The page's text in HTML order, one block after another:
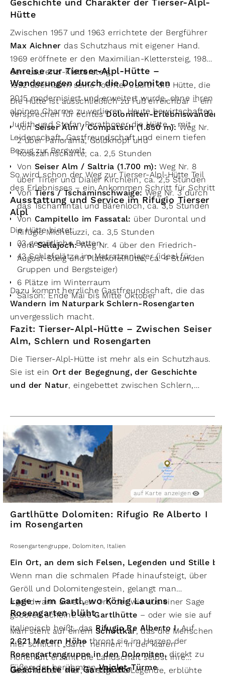
Geschichte und Charakter der Tierser-Alpl-
Hütte
Zwischen 1957 und 1963 errichtete der Bergführer
Max Aichner das Schutzhaus mit eigener Hand.
1969 eröffnete er den Maximilian-Klettersteig, 1986
den Laurenzi-Klettersteig.
1992 übernahm seine Tochter Judith die Hütte, die
2015 modernisiert und erweitert wurde, ohne ihren
alpinen Charme zu verlieren. Heute bewirtschaften
Judith und Stefan Perathoner die Hütte – mit
Leidenschaft, Gastfreundschaft und einem tiefen
Bezug zur Bergwelt.
Anreise zur Tierser-Alpl-Hütte –
Wanderungen durch die Dolomiten
Die Hütte ist ausschließlich zu Fuß erreichbar – ein
Versprechen für echtesDolomiten-Erlebniswandern
VonSeiser Alm / Compatsch (1.850 m): Weg Nr.
2 über Panorama, Goldknopf und
Rosszahnscharte, ca. 2,5 Stunden
Von Seiser Alm / Saltria (1.700 m): Weg Nr. 8
über Tirler und Dialer Kirchlein, ca. 2,5 Stunden
VonTiers / Tschaminschwaige: Weg Nr. 3 durch
das Tschamintal und Bärenloch, ca. 3,5 Stunden
Von Campitello im Fassatal: über Durontal und
Rifugio Micheluzzi, ca. 3,5 Stunden
VomSellajoch:Weg Nr. 4 über den Friedrich-
August-Steig und Plattkofelhütte, ca. 4 Stunden
So wird schon der Weg zur Tierser-Alpl-Hütte Teil
des Erlebnisses – ein Ankommen Schritt für Schritt.
Ausstattung und Service im Rifugio Tierser
Alpl
Die Hütte bietet:
33 gemütliche Betten
43 Schlafplätze im Matratzenlager (ideal für
Gruppen und Bergsteiger)
6 Plätze im Winterraum
Saison: Ende Mai bis Mitte Oktober
Dazu kommt herzliche Gastfreundschaft, die das
Wandern im Naturpark Schlern-Rosengarten
unvergesslich macht.
Fazit: Tierser-Alpl-Hütte – Zwischen Seiser
Alm, Schlern und Rosengarten
Die Tierser-Alpl-Hütte ist mehr als ein Schutzhaus.
Sie ist ein Ort der Begegnung, der Geschichte
und der Natur, eingebettet zwischen Schlern,
Klettersteig begeht, zur Seiser Alm wandert oder
einfach inmitten der Dolomiten verweilen möchte
– hier findet man Ruhe, Abenteuer und Panorama
in perfekter Harmonie.
auf Karte anzeigen
Gartlhütte Dolomiten: Rifugio Re Alberto I
im Rosengarten
Rosengartengruppe, Dolomiten, Italien
Ein Ort, an dem sich Felsen, Legenden und Stille
Wenn man die schmalen Pfade hinaufsteigt, über
Geröll und Dolomitengestein, gelangt man
irgendwann an einen Ort, der wie aus einer Sage
geboren scheint: dieGartlhütte – oder wie sie auf
Italienisch heißt, das Rifugio Re Alberto I. Auf
2.621 Metern Höhethront sie im Herzen der
Rosengartengruppe in den Dolomiten, direkt zu
Füßen der berühmtenVajolet-Türme.
Lage – im Gartl, wo König Laurins
Rosengarten blüht
Man steht auf einem Schuttkar, das die Menschen
hier schlicht „Gartl“ nennen. In der klaren
Höhenluft erzählt die Landschaft selbst ihre
Geschichten: Hier, so sagt die Legende, erblühte
Geschichte der Gartlhütte